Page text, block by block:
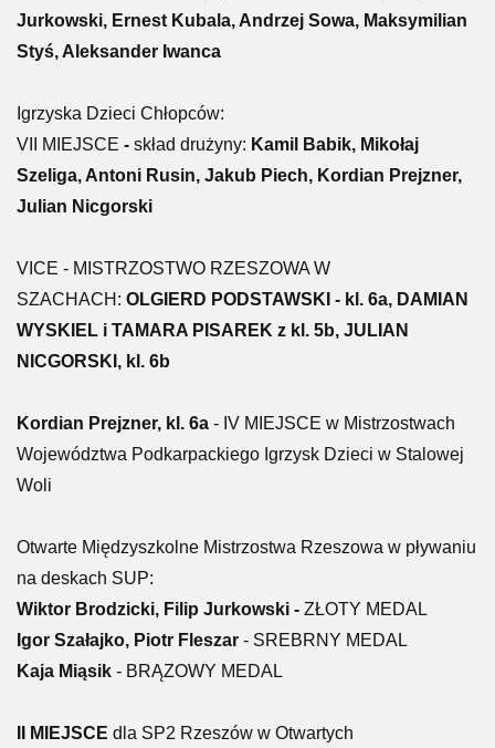
Jurkowski, Ernest Kubala, Andrzej Sowa, Maksymilian
Styś, Aleksander Iwanca
Igrzyska Dzieci Chłopców:
VII MIEJSCE - skład drużyny: Kamil Babik, Mikołaj
Szeliga, Antoni Rusin, Jakub Piech, Kordian Prejzner,
Julian Nicgorski
VICE - MISTRZOSTWO RZESZOWA W
SZACHACH: OLGIERD PODSTAWSKI - kl. 6a, DAMIAN
WYSKIEL i TAMARA PISAREK z kl. 5b, JULIAN
NICGORSKI, kl. 6b
Kordian Prejzner, kl. 6a - IV MIEJSCE w Mistrzostwach
Województwa Podkarpackiego Igrzysk Dzieci w Stalowej
Woli
Otwarte Międzyszkolne Mistrzostwa Rzeszowa w pływaniu
na deskach SUP:
Wiktor Brodzicki, Filip Jurkowski - ZŁOTY MEDAL
Igor Szałajko, Piotr Fleszar - SREBRNY MEDAL
Kaja Miąsik - BRĄZOWY MEDAL
II MIEJSCE dla SP2 Rzeszów w Otwartych